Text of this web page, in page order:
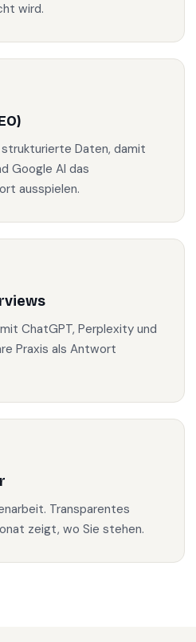
wird.
Daten, damit
Google AI das
ausspielen.
ChatGPT, Perplexity und
Praxis als Antwort
Transparentes
zeigt, wo Sie stehen.